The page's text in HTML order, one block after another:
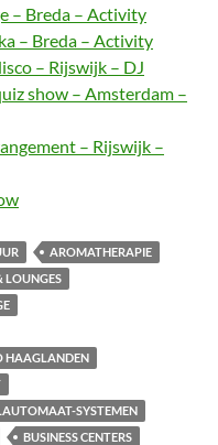
– Breda – Activity
– Breda – Activity
– Rijswijk – DJ
show – Amsterdam –
– Rijswijk –
AROMATHERAPIE
LOUNGES
HAAGLANDEN
SYSTEMEN
BUSINESS CENTERS